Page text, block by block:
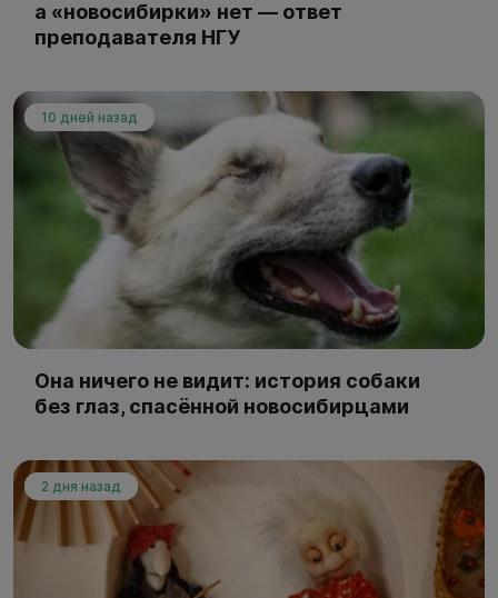
а «новосибирки» нет — ответ
преподавателя НГУ
10 дней назад
Она ничего не видит: история собаки
без глаз, спасённой новосибирцами
2 дня назад